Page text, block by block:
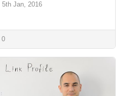
5th Jan, 2016
0